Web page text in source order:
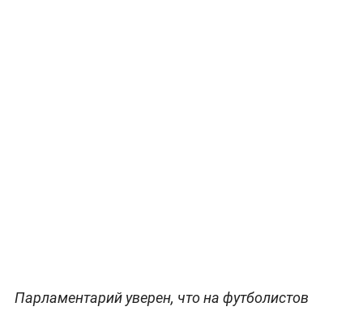
Парламентарий уверен, что на футболистов